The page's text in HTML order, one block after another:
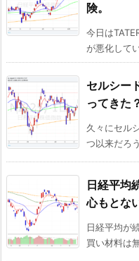
険。
今日は
が悪化して
セルシー
ってきた
久々にセル
つ以来だろ
日経平均
心もとな
日経平均が
買い材料は